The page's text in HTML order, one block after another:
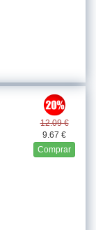
12.09 €
9.67 €
Comprar